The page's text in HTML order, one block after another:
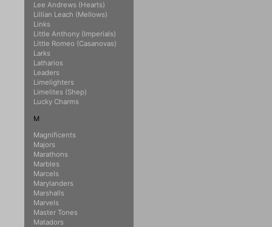
Lee Andrews (Hearts)
Lillian Leach (Mellows)
Links
Little Anthony (Imperials)
Little Romeo (Casanovas)
Larks
Latharios
Leaders
Limelighters
Limelites (Shep)
Lucky Charms
M
Magnificents
Majors
Marathons
Marbles
Marcels
Marylanders
Marshalls
Marvels
Master Tones
Matadors